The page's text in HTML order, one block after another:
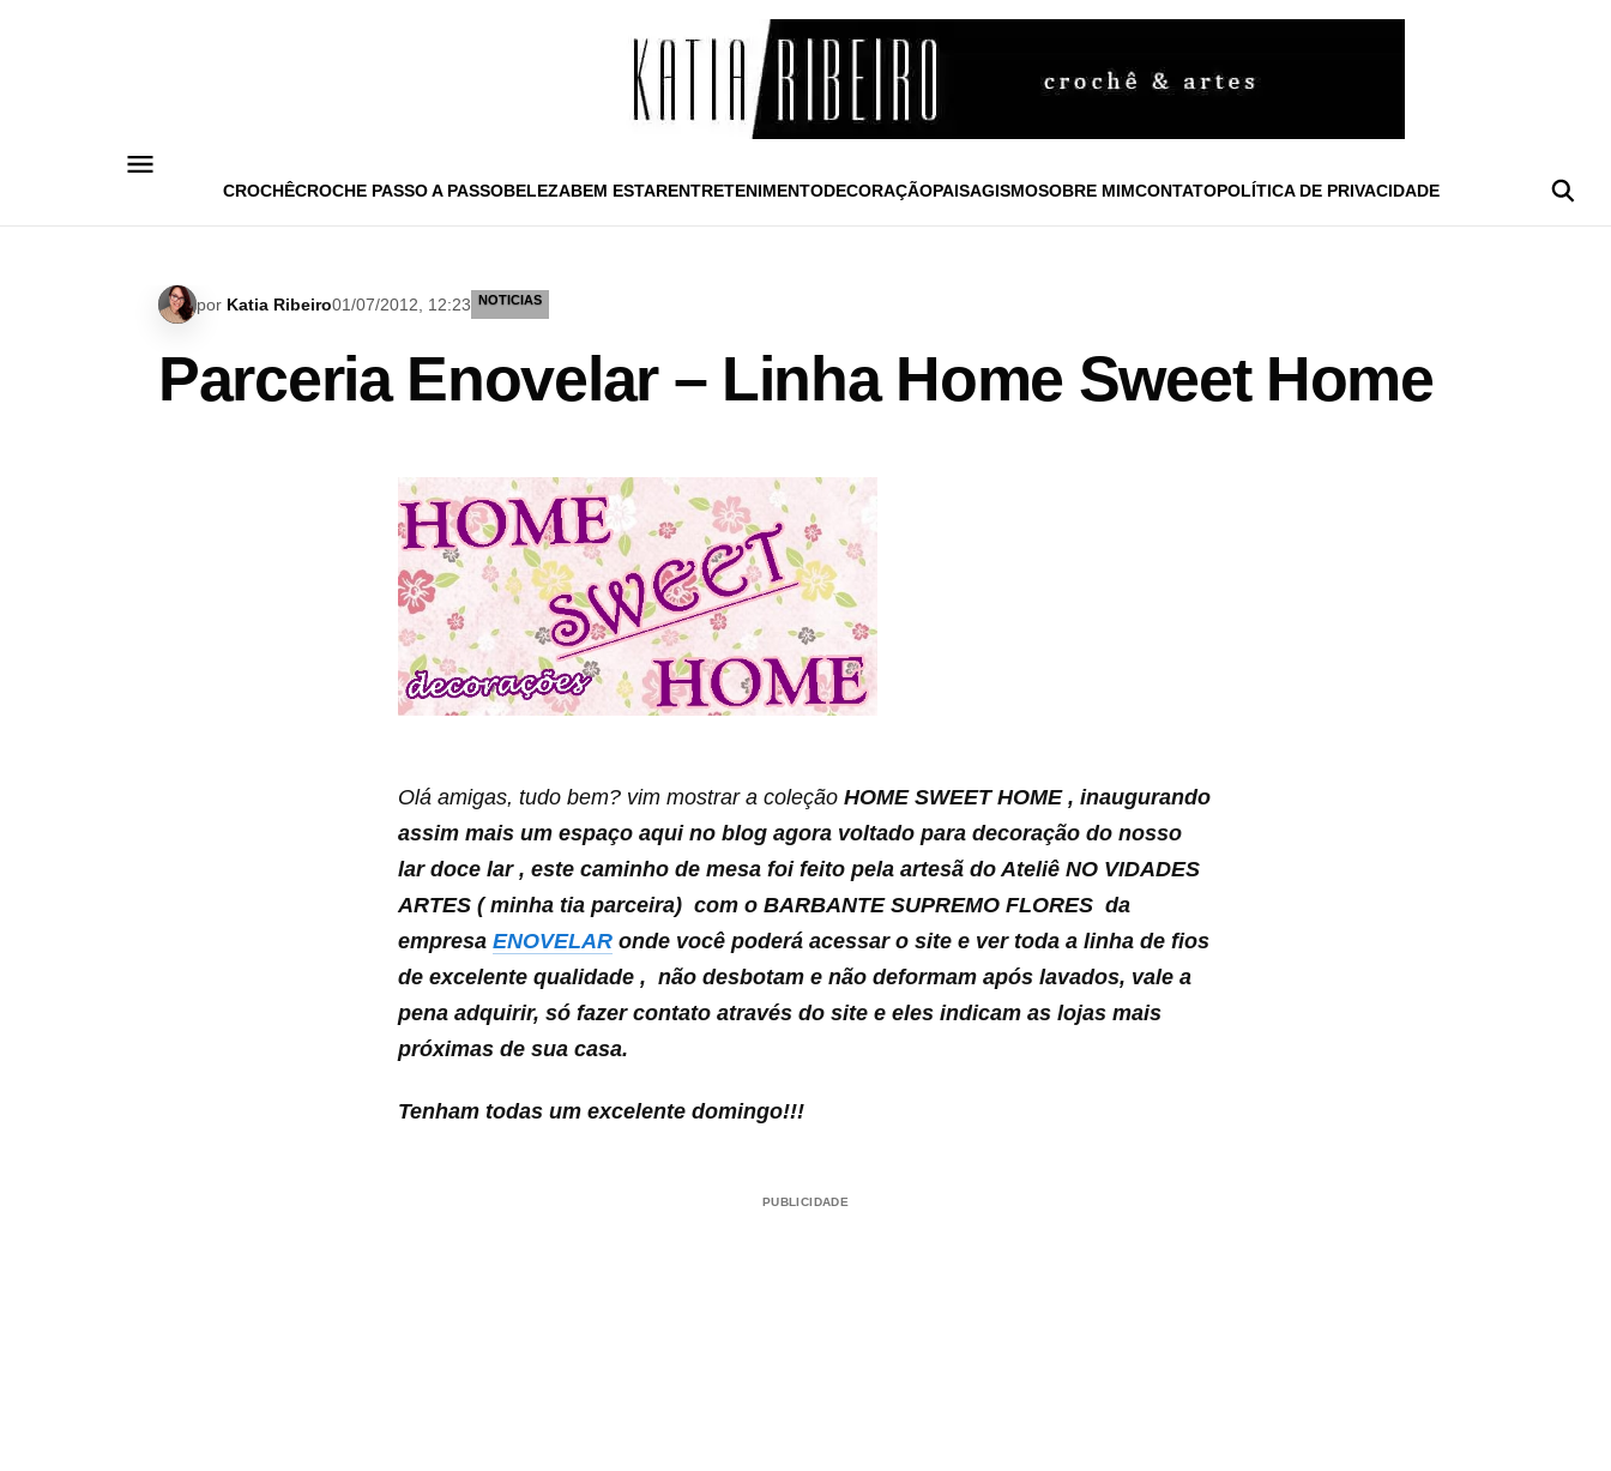
CROCHÊCROCHE PASSO A PASSOBELEZABEM ESTARENTRETENIMENTODECORAÇÃOPAISAGISMOSOBRE MIMCONTATOPOLÍTICA DE PRIVACIDADE
por Katia Ribeiro01/07/2012, 12:23 NOTICIAS
Parceria Enovelar – Linha Home Sweet Home
Olá amigas, tudo bem? vim mostrar a coleção HOME SWEET HOME , inaugurando
assim mais um espaço aqui no blog agora voltado para decoração do nosso
lar doce lar , este caminho de mesa foi feito pela artesã do Ateliê NO VIDADES
ARTES ( minha tia parceira) com o BARBANTE SUPREMO FLORES da
empresa ENOVELAR onde você poderá acessar o site e ver toda a linha de fios
de excelente qualidade , não desbotam e não deformam após lavados, vale a
pena adquirir, só fazer contato através do site e eles indicam as lojas mais
próximas de sua casa.
Tenham todas um excelente domingo!!!
PUBLICIDADE